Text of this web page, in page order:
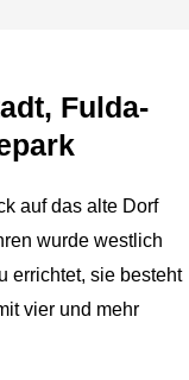
Fulda‐
auf das alte Dorf
wurde westlich
errichtet, sie besteht
vier und mehr